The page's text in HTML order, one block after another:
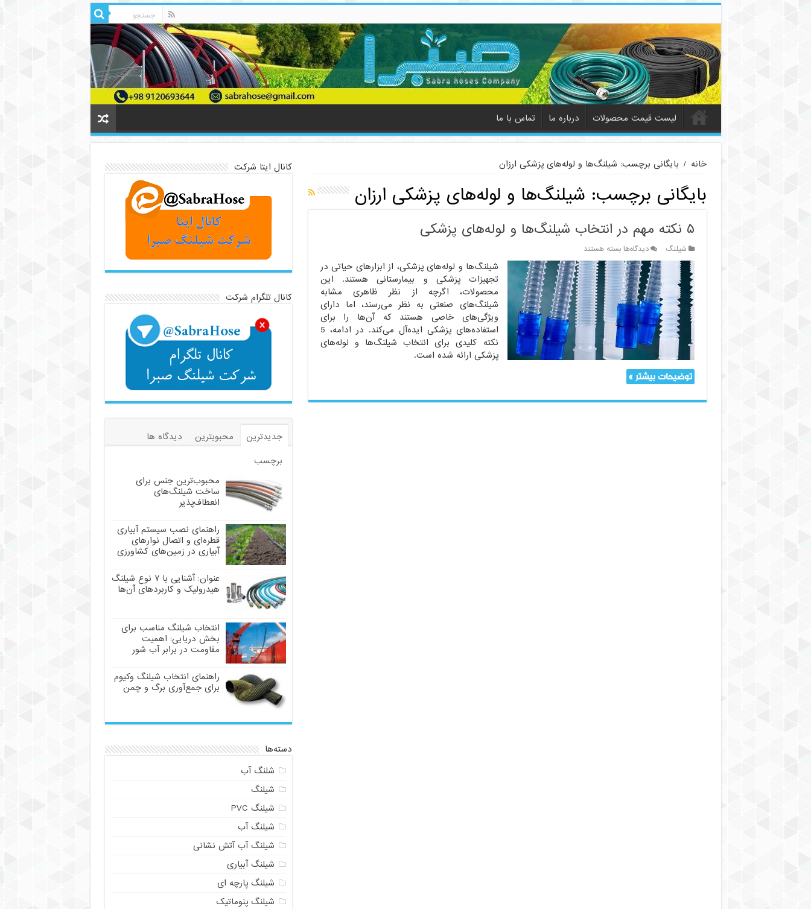
لیست قیمت محصولات درباره ما تماس با ما
خانه / بایگانی برچسب: شیلنگ‌ها و لوله‌های پزشکی ارزان
بایگانی برچسب: شیلنگ‌ها و لوله‌های پزشکی ارزان
۵ نکته مهم در انتخاب شیلنگ‌ها و لوله‌های پزشکی
شیلنگ دیدگاه‌هابرای
۵
نکته
مهم
در
انتخاب
شیلنگ‌ها
و
لوله‌های
پزشکی
بسته هستند
شیلنگ‌ها و لوله‌های پزشکی، از ابزارهای حیاتی در
تجهیزات پزشکی و بیمارستانی هستند. این
محصولات، اگرچه از نظر ظاهری مشابه
شیلنگ‌های صنعتی به نظر می‌رسند، اما دارای
ویژگی‌های خاصی هستند که آن‌ها را برای
استفاده‌های پزشکی ایده‌آل می‌کند. در ادامه، 5
نکته کلیدی برای انتخاب شیلنگ‌ها و لوله‌های
پزشکی ارائه شده است.
توضیحات بیشتر »
کانال ایتا شرکت
کانال تلگرام شرکت
جدیدترین محبوبترین
دیدگاه ها
برچسب
محبوب‌ترین جنس برای
ساخت شیلنگ‌های
انعطاف‌پذیر
راهنمای نصب سیستم آبیاری
قطره‌ای و اتصال نوارهای
آبیاری در زمین‌های کشاورزی
عنوان: آشنایی با ۷ نوع شیلنگ
هیدرولیک و کاربردهای آن‌ها
انتخاب شیلنگ مناسب برای
بخش دریایی: اهمیت
مقاومت در برابر آب شور
راهنمای انتخاب شیلنگ وکیوم
برای جمع‌آوری برگ و چمن
دسته‌ها
شلنگ آب
شیلنگ
شیلنگ PVC
شیلنگ آب
شیلنگ آب آتش نشانی
شیلنگ آبیاری
شیلنگ پارچه ای
شیلنگ پنوماتیک